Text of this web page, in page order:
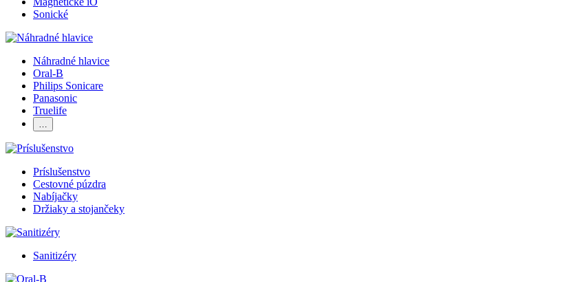
Sonické
Náhradné hlavice
Oral-B
Philips Sonicare
Panasonic
Truelife
…
Príslušenstvo
Cestovné púzdra
Nabíjačky
Držiaky a stojančeky
Sanitizéry